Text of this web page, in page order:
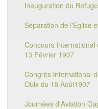
Inauguration du
Séparation de l'Eglise
Concours
13 Février 1907
Congrès International
Oulx du 18 Août1907
Journées d'Aviation